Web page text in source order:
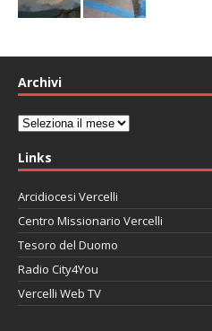
Archivi
Archivi
Links
Arcidiocesi Vercelli
Centro Missionario Vercelli
Tesoro del Duomo
Radio City4You
Vercelli Web TV